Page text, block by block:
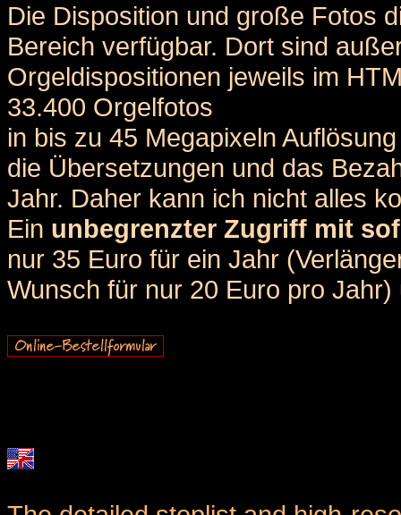
Die Disposition und große Fotos
Bereich verfügbar. Dort sind
Orgeldispositionen jeweils im
33.400 Orgelfotos
in bis zu 45 Megapixeln
die Übersetzungen und das
Jahr. Daher kann ich nicht alles
Ein unbegrenzter Zugriff mit
nur 35 Euro für ein Jahr
Wunsch für nur 20 Euro pro